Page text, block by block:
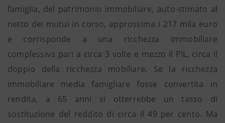
famiglia, del patrimonio immobiliare, auto-stimato al
netto dei mutui in corso, approssima i 217 mila euro
e corrisponde a una ricchezza immobiliare
complessiva pari a circa 3 volte e mezzo il PIL, circa il
doppio della ricchezza mobiliare. Se la ricchezza
immobiliare media famigliare fosse convertita in
rendita, a 65 anni si otterrebbe un tasso di
sostituzione del reddito di circa il 49 per cento. Ma